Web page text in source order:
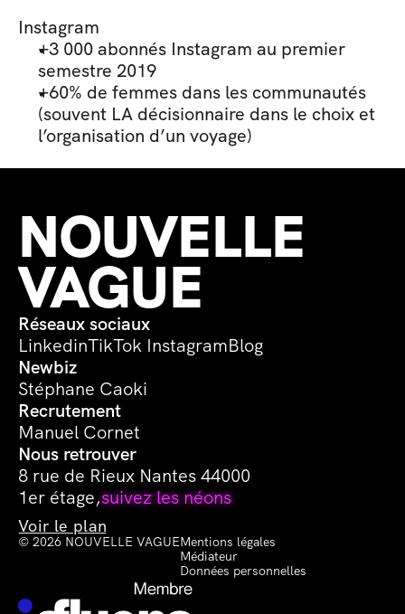
Instagram
+3 000 abonnés Instagram au premier
semestre 2019
+60% de femmes dans les communautés
(souvent LA décisionnaire dans le choix et
l’organisation d’un voyage)
NOUVELLE
VAGUE
Réseaux sociaux
LinkedinTikTok InstagramBlog
Newbiz
Stéphane Caoki
Recrutement
Manuel Cornet
Nous retrouver
8 rue de Rieux Nantes 44000
1er étage,suivez les néons
Voir le plan
© 2026 NOUVELLE VAGUEMentions légales
Médiateur
Données personnelles